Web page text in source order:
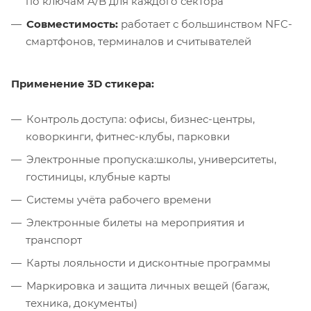
Совместимость: работает с большинством NFC-
смартфонов, терминалов и считывателей
Применение 3D стикера:
Контроль доступа: офисы, бизнес-центры,
коворкинги, фитнес-клубы, парковки
Электронные пропуска:школы, университеты,
гостиницы, клубные карты
Системы учёта рабочего времени
Электронные билеты на мероприятия и
транспорт
Карты лояльности и дисконтные программы
Маркировка и защита личных вещей (багаж,
техника, документы)